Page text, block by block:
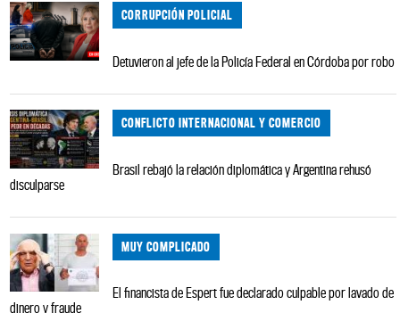
CORRUPCIÓN POLICIAL
Detuvieron al jefe de la Policía Federal en Córdoba por robo
CONFLICTO INTERNACIONAL Y COMERCIO
Brasil rebajó la relación diplomática y Argentina rehusó
disculparse
MUY COMPLICADO
El financista de Espert fue declarado culpable por lavado de
dinero y fraude